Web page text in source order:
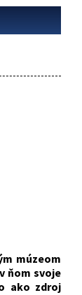
múzeom
ňom svoje
ako zdroj